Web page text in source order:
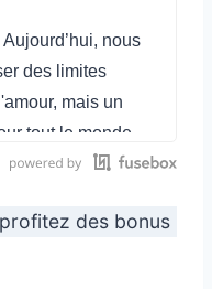
nous
des limites
mais un
tout le monde.
le recul
de la scène.
rappel : mon livre
des bonus